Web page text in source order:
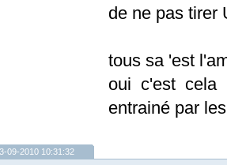
de ne pas tirer
tous sa 'est
oui c'est cela
entrainé par
09-2010 10:31:32